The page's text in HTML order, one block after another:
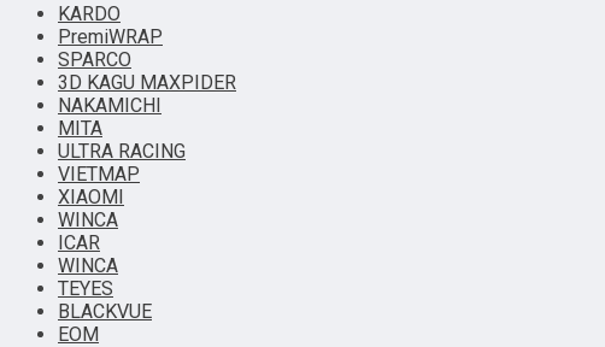
KARDO
PremiWRAP
SPARCO
3D KAGU MAXPIDER
NAKAMICHI
MITA
ULTRA RACING
VIETMAP
XIAOMI
WINCA
ICAR
WINCA
TEYES
BLACKVUE
EOM